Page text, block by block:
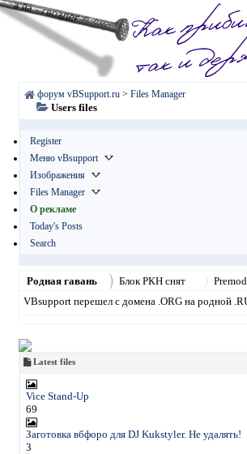
форум vBSupport.ru > Files Manager
Users files
Register
Меню vBsupport
Изображения
Files Manager
О рекламе
Today's Posts
Search
Родная гавань Блок РКН снят
VBsupport перешел с домена .ORG на родной
Latest files
Vice Stand-Up
69
Заготовка вбфоро для DJ Kukstyler. Не удалять!
3